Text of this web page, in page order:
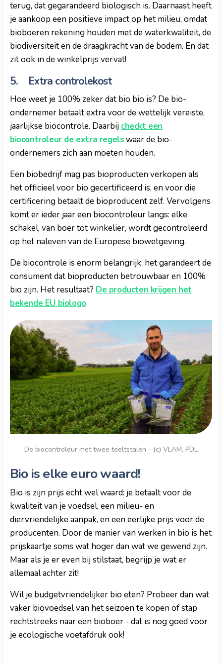
terug, dat gegarandeerd biologisch is. Daarnaast heeft
je aankoop een positieve impact op het milieu, omdat
bioboeren rekening houden met de waterkwaliteit, de
biodiversiteit en de draagkracht van de bodem. En dat
zit ook in de winkelprijs vervat!
5. Extra controlekost
Hoe weet je 100% zeker dat bio bio is? De bio-
ondernemer betaalt extra voor de wettelijk vereiste,
jaarlijkse biocontrole. Daarbij checkt een
biocontroleur de extra regelswaar de bio-
ondernemers zich aan moeten houden.
Een biobedrijf mag pas bioproducten verkopen als
het officieel voor bio gecertificeerd is, en voor die
certificering betaalt de bioproducent zelf. Vervolgens
komt er ieder jaar een biocontroleur langs: elke
schakel, van boer tot winkelier, wordt gecontroleerd
op het naleven van de Europese biowetgeving.
De biocontrole is enorm belangrijk: het garandeert de
consument dat bioproducten betrouwbaar en 100%
bio zijn. Het resultaat? De producten krijgen het
bekende EU biologo.
De biocontroleur met twee teeltstalen - (c) VLAM, PDL
Bio is elke euro waard!
Bio is zijn prijs echt wel waard: je betaalt voor de
kwaliteit van je voedsel, een milieu- en
diervriendelijke aanpak, en een eerlijke prijs voor de
producenten. Door de manier van werken in bio is het
prijskaartje soms wat hoger dan wat we gewend zijn.
Maar als je er even bij stilstaat, begrijp je wat er
allemaal achter zit!
Wil je budgetvriendelijker bio eten? Probeer dan wat
vaker biovoedsel van het seizoen te kopen of stap
rechtstreeks naar een bioboer - dat is nog goed voor
je ecologische voetafdruk ook!